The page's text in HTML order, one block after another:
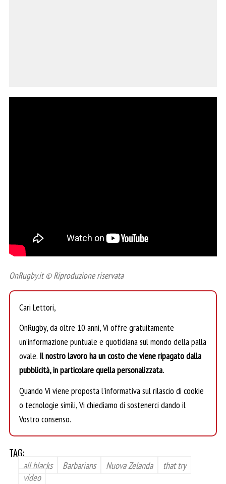
OnRugby.it © Riproduzione riservata
Cari Lettori,
OnRugby, da oltre 10 anni, Vi offre gratuitamente
un’informazione puntuale e quotidiana sul mondo della palla
ovale. Il nostro lavoro ha un costo che viene ripagato dalla
pubblicità, in particolare quella personalizzata.
Quando Vi viene proposta l’informativa sul rilascio di cookie
o tecnologie simili, Vi chiediamo di sostenerci dando il
Vostro consenso.
TAG:
all blacks Barbarians Nuova Zelanda
that try
video